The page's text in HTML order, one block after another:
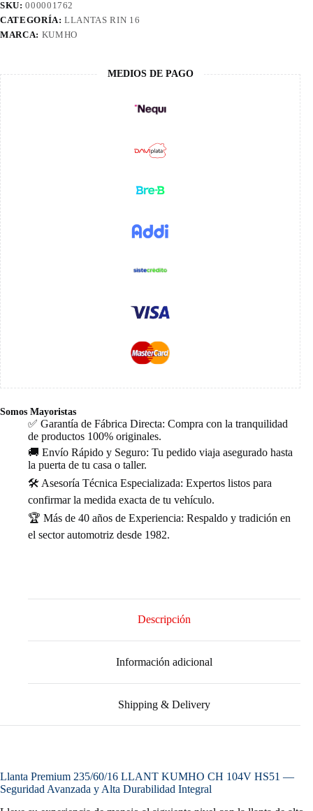
SKU:000001762
CATEGORÍA:LLANTAS RIN 16
MARCA: KUMHO
MEDIOS DE PAGO
Somos Mayoristas
✅ Garantía de Fábrica Directa: Compra con la tranquilidad
de productos 100% originales.
🚚 Envío Rápido y Seguro: Tu pedido viaja asegurado hasta
la puerta de tu casa o taller.
🛠️ Asesoría Técnica Especializada: Expertos listos para
confirmar la medida exacta de tu vehículo.
🏆 Más de 40 años de Experiencia: Respaldo y tradición en
el sector automotriz desde 1982.
Descripción
Información adicional
Shipping & Delivery
Llanta Premium 235/60/16 LLANT KUMHO CH 104V HS51 —
Seguridad Avanzada y Alta Durabilidad Integral